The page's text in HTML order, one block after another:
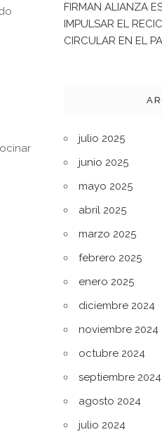
FIRMAN ALIANZA
IMPULSAR EL
CIRCULAR EN EL
julio 2025
junio 2025
mayo 2025
abril 2025
marzo 2025
febrero 2025
enero 2025
diciembre 2024
noviembre 2024
octubre 2024
septiembre 2024
agosto 2024
julio 2024